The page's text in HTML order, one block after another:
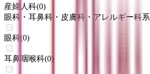
産婦人科(0)
眼科・耳鼻科・皮膚科・アレルギー科系
眼科(0)
耳鼻咽喉科(0)